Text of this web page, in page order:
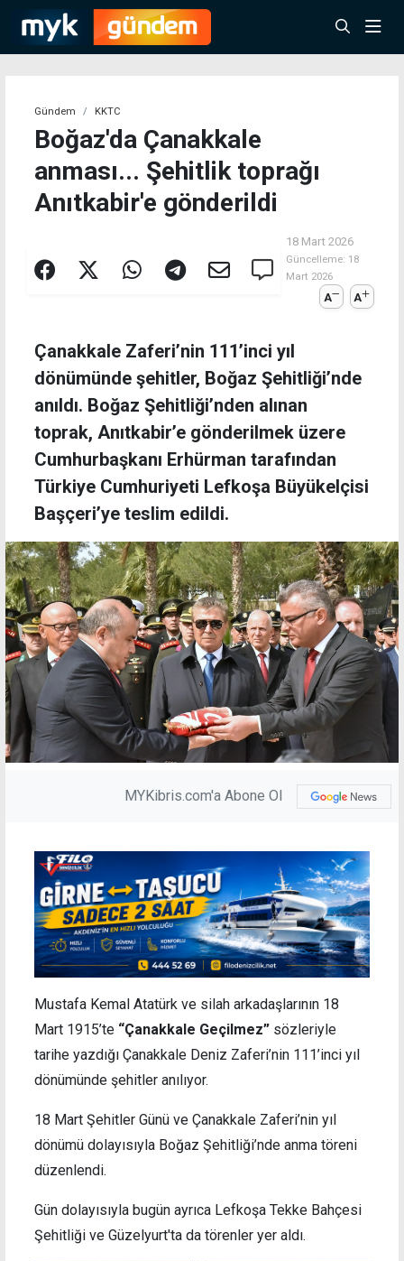
Gündem KKTC
Boğaz'da Çanakkale
anması... Şehitlik toprağı
Anıtkabir'e gönderildi
18 Mart 2026
Güncelleme: 18
Mart 2026
A A
Çanakkale Zaferi’nin 111’inci yıl
dönümünde şehitler, Boğaz Şehitliği’nde
anıldı. Boğaz Şehitliği’nden alınan
toprak, Anıtkabir’e gönderilmek üzere
Cumhurbaşkanı Erhürman tarafından
Türkiye Cumhuriyeti Lefkoşa Büyükelçisi
Başçeri’ye teslim edildi.
MYKibris.com'a Abone Ol
Mustafa Kemal Atatürk ve silah arkadaşlarının 18
Mart 1915’te “Çanakkale Geçilmez” sözleriyle
tarihe yazdığı Çanakkale Deniz Zaferi’nin 111’inci yıl
dönümünde şehitler anılıyor.
18 Mart Şehitler Günü ve Çanakkale Zaferi’nin yıl
dönümü dolayısıyla Boğaz Şehitliği’nde anma töreni
düzenlendi.
Gün dolayısıyla bugün ayrıca Lefkoşa Tekke Bahçesi
Şehitliği ve Güzelyurt'ta da törenler yer aldı.